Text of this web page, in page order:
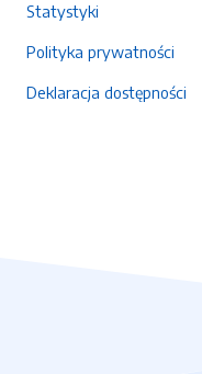
Statystyki
Polityka prywatności
Deklaracja dostępności